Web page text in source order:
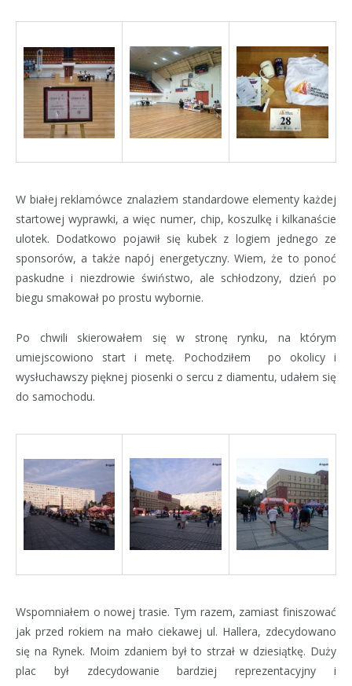
W białej reklamówce znalazłem standardowe elementy każdej
startowej wyprawki, a więc numer, chip, koszulkę i kilkanaście
ulotek. Dodatkowo pojawił się kubek z logiem jednego ze
sponsorów, a także napój energetyczny. Wiem, że to ponoć
paskudne i niezdrowie świństwo, ale schłodzony, dzień po
biegu smakował po prostu wybornie.
Po chwili skierowałem się w stronę rynku, na którym
umiejscowiono start i metę. Pochodziłem po okolicy i
wysłuchawszy pięknej piosenki o sercu z diamentu, udałem się
do samochodu.
Wspomniałem o nowej trasie. Tym razem, zamiast finiszować
jak przed rokiem na mało ciekawej ul. Hallera, zdecydowano
się na Rynek. Moim zdaniem był to strzał w dziesiątkę. Duży
plac był zdecydowanie bardziej reprezentacyjny i